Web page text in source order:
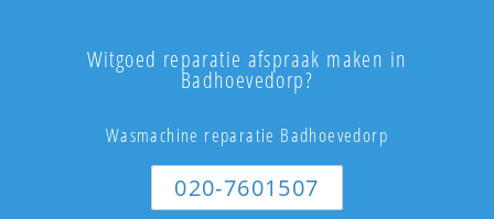
Witgoed reparatie afspraak maken in
Badhoevedorp?
Wasmachine reparatie Badhoevedorp
020-7601507